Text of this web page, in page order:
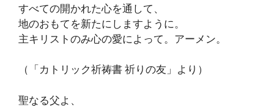
すべての開かれた心を通して、
地のおもてを新たにしますように。
主キリストのみ心の愛によって。アーメン。
（「カトリック祈祷書 祈りの友」より）
聖なる父よ、